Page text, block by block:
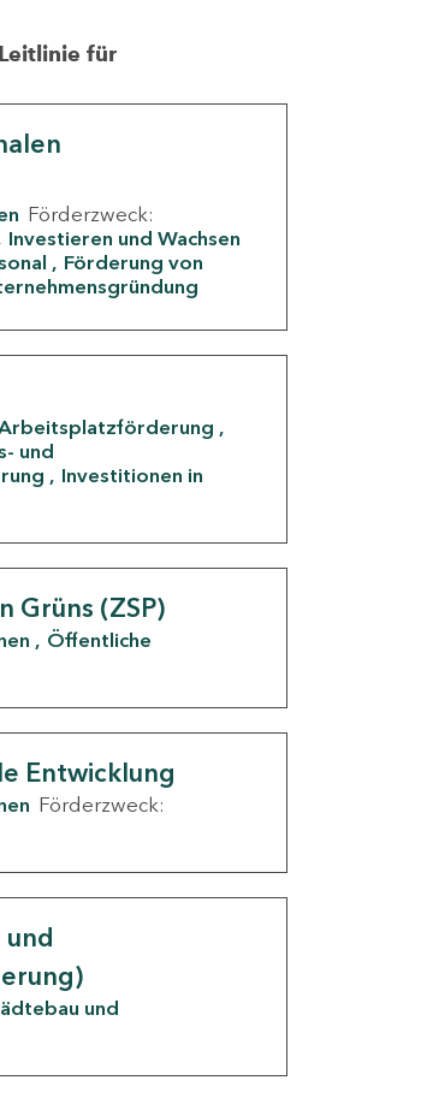
für
Förderzweck:
Investieren und Wachsen
Förderung von
und
Investitionen in
Grüns (ZSP)
Öffentliche
Entwicklung
Förderzweck:
und
und